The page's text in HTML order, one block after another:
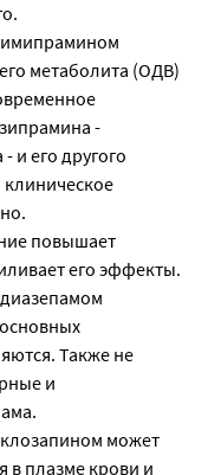
метаболита (ОДВ)
-
и его другого
повышает
его эффекты.
Также не
и
может
в плазме крови и